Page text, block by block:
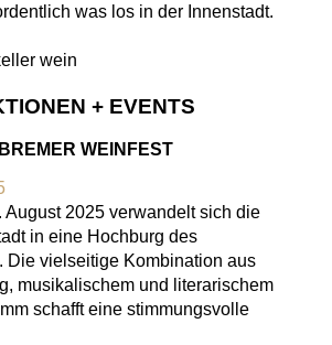
was los in der Innenstadt.
+ EVENTS
BREMER WEINFEST
August 2025 verwandelt sich die
in eine Hochburg des
Die vielseitige Kombination aus
musikalischem und literarischem
schafft eine stimmungsvolle